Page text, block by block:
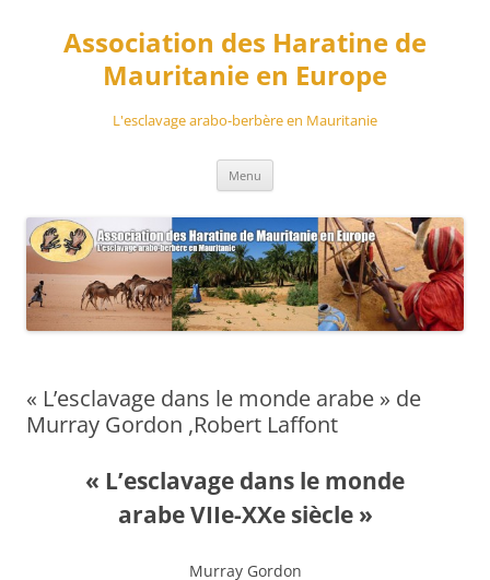
contenuAssociation des Haratine de
Mauritanie en Europe
L'esclavage arabo-berbère en Mauritanie
Menu
« L’esclavage dans le monde arabe » de
Murray Gordon ,Robert Laffont
« L’esclavage dans le monde
arabe VIIe-XXe siècle »
Murray Gordon